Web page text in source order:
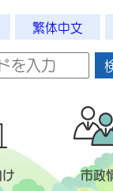
繁体中文
市政